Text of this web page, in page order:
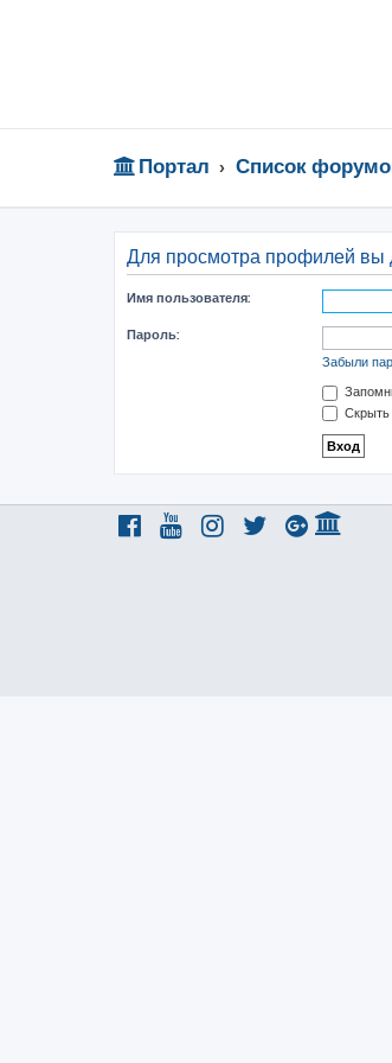
Портал Список
Для просмотра профилей вы
Имя пользователя:
Пароль:
Забыли
Скрыть